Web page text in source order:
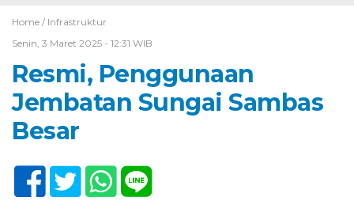
Home / Infrastruktur
Senin, 3 Maret 2025 - 12:31 WIB
Resmi, Penggunaan
Jembatan Sungai Sambas
Besar